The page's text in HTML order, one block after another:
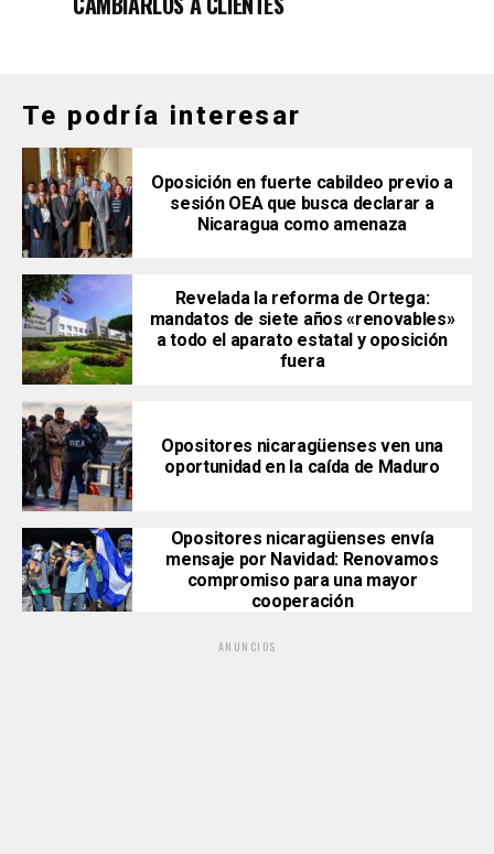
Te podría interesar
Oposición en fuerte cabildeo previo a
sesión OEA que busca declarar a
Nicaragua como amenaza
Revelada la reforma de Ortega:
mandatos de siete años «renovables»
a todo el aparato estatal y oposición
fuera
Opositores nicaragüenses ven una
oportunidad en la caída de Maduro
Opositores nicaragüenses envía
mensaje por Navidad: Renovamos
compromiso para una mayor
cooperación
ANUNCIOS